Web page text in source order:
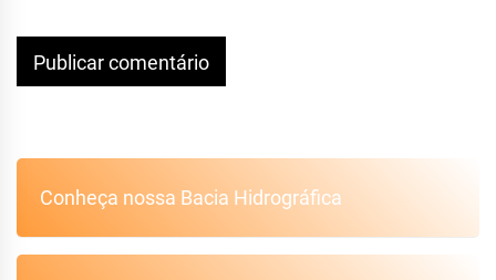
Conheça nossa Bacia Hidrográfica